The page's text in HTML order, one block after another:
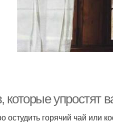
которые упростят
остудить горячий чай или